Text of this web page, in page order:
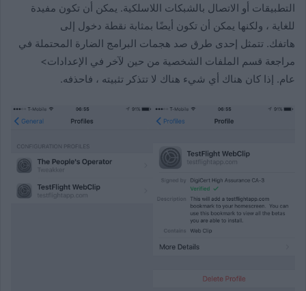
التطبيقات أو الاتصال بالشبكات اللاسلكية. يمكن أن تكون مفيدة
للغاية ، ولكنها يمكن أن تكون أيضًا بمثابة نقطة دخول إلى
هاتفك. تتمثل إحدى طرق صد هجمات البرامج الضارة المحتملة في
مراجعة قسم الملفات الشخصية من حين لآخر في الإعدادات>
عام. إذا كان هناك أي شيء هناك لا تتذكر تثبيته ، فاحذفه.